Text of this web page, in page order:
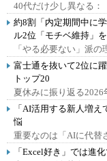
40代だけ少し異なる：
約8割「内定期間中に
ル2位「モチベ維持」
「やる必要ない」派の
富士通を抜いて2位に
トップ20
夏休みに振り返る2026
「AI活用する新人増
悩
重要なのは「AIに代替
「Excel好き」では進